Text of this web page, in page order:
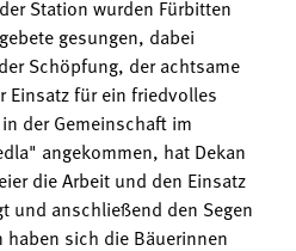
Station wurden Fürbitten
gesungen, dabei
Schöpfung, der achtsame
Einsatz für ein friedvolles
der Gemeinschaft im
angekommen, hat Dekan
die Arbeit und den Einsatz
und anschließend den Segen
haben sich die Bäuerinnen